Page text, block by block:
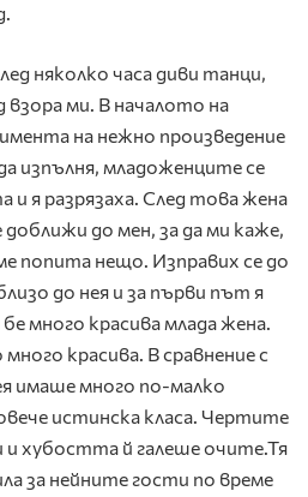
няколко часа диви танци,
взора ми. В началото на
на нежно произведение
изпълня, младоженците се
я разрязaха. След това жена
до мен, за да ми каже,
попита нещо. Изправих се до
до нея и за първи път я
много красива млада жена.
красива. В сравнение с
имаше много по-малко
истинска класа. Чертите
и хубостта й галеше очите.Тя
за нейните гости по време